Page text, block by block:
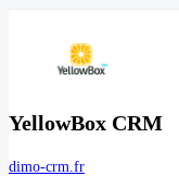
YellowBox CRM
dimo-crm.fr